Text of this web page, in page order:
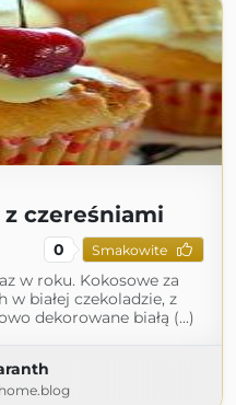
czereśniami
0 Smakowite
w roku. Kokosowe za
białej czekoladzie, z
dekorowane białą (...)